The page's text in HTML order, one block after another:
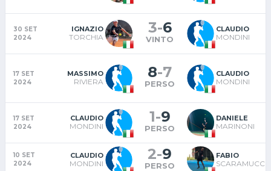
30 SET
2024
IGNAZIO
TORCHIA
3-6
VINTO
CLAUDIO
MONDINI
17 SET
2024
MASSIMO
RIVIERA
8-7
PERSO
CLAUDIO
MONDINI
17 SET
2024
CLAUDIO
MONDINI
1-9
PERSO
DANIELE
MARINONI
10 SET
2024
CLAUDIO
MONDINI
2-9
PERSO
FABIO